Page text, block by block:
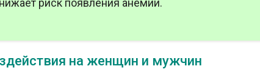
риск появления анемии.
на женщин и мужчин